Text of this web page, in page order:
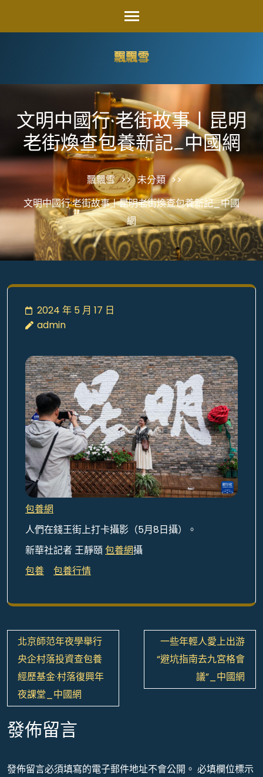
飄飄雪
文明中國行·老街故事丨昆明
老街煥查包養新記_中國網
飄飄雪 >> 未分類 >>
文明中國行·老街故事丨昆明老街煥查包養新記_中國
網
2024 年 5 月 17 日
admin
包養網
人們在錢王街上打卡攝影（5月8日攝）。
新華社記者 王靜頤包養網攝
包養
包養行情
文
章
導
覽
北京師范年夜學舉行
央企村落投資查包養
經歷基金·村落復興年
夜課堂_中國網
一些年輕人愛上出游
“避坑指南去九宮格會
議”_中國網
發佈留言
發佈留言必須填寫的電子郵件地址不會公開。 必填欄位標示